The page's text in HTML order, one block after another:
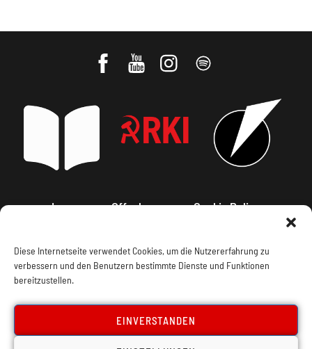
Diese Internetseite verwendet Cookies, um die Nutzererfahrung zu
verbessern und den Benutzern bestimmte Dienste und Funktionen
bereitzustellen.
EINVERSTANDEN
Impressum, Offenlegung Cookie Policy
Datenschutz Kontakt